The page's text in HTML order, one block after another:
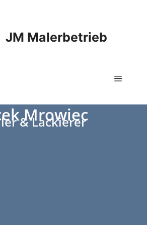
JM Malerbetrieb
Mrowiec
& Lackierer